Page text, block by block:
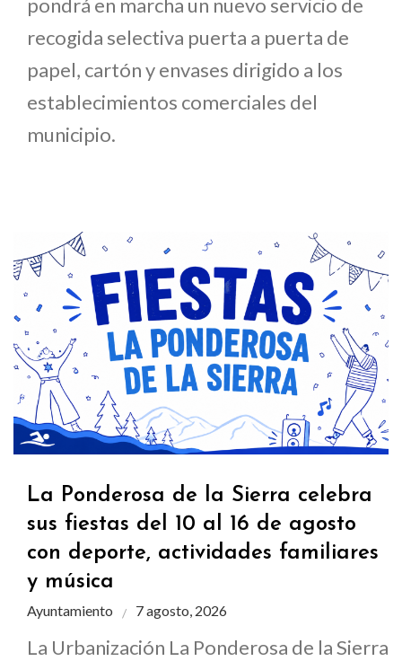
recogida selectiva puerta a puerta de
papel, cartón y envases dirigido a los
establecimientos comerciales del
municipio.
La Ponderosa de la Sierra celebra
sus fiestas del 10 al 16 de agosto
con deporte, actividades familiares
y música
Ayuntamiento 7 agosto, 2026
La Urbanización La Ponderosa de la Sierra